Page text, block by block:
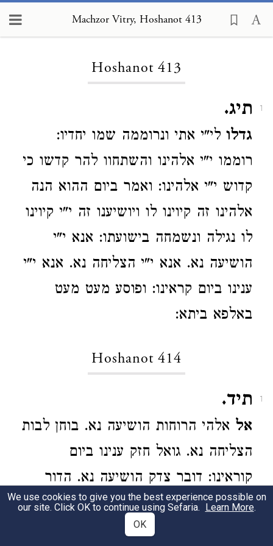
Machzor Vitry, Hoshanot 413
Hoshanot 413
1 תיג.
גדלו לי"י אתי ונרוממה שמו יחדיו:
רוממו י"י אלהינו והשתחוו להר קדשו כי
קדוש י"י אלהינו: ואמר ביום ההוא הנה
אלהינו זה קיוינו לו ויושיענו זה י"י קיוינו
לו נגילה ונשמחה בישועתו: אנא י"י
הושיעה נא. אנא י"י הצליחה נא. אנא י"י
ענינו ביום קראינו: ופוסע מעט מעט
באלפא ביתא:
Hoshanot 414
1 תיד.
אל אלהי הרוחות הושיעה נא. בוחן לבות
הצליחה נא. גואל חזק ענינו ביום
קוראינו: דובר צדק הושיעה נא. הדור
בלבושו הצליחה נא. וזוכר נשכחות ענינו
ביום קוראינו: זך וישר הושיעה נא. חנון
We use cookies to give you the best experience possible on
our site. Click OK to continue using Sefaria. Learn More.
OK